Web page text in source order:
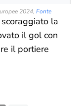
2024, Fonte
la
il gol con
il portiere